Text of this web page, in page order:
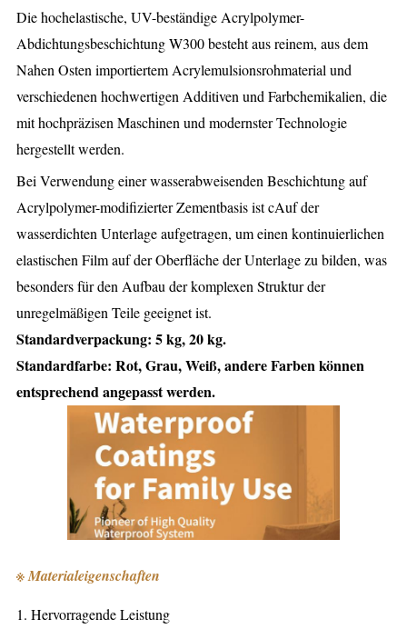
Die hochelastische, UV-beständige Acrylpolymer-
Abdichtungsbeschichtung W300 besteht aus reinem, aus dem
Nahen Osten importiertem Acrylemulsionsrohmaterial und
verschiedenen hochwertigen Additiven und Farbchemikalien, die
mit hochpräzisen Maschinen und modernster Technologie
hergestellt werden.
Bei Verwendung einer wasserabweisenden Beschichtung auf
Acrylpolymer-modifizierter Zementbasis ist cAuf der
wasserdichten Unterlage aufgetragen, um einen kontinuierlichen
elastischen Film auf der Oberfläche der Unterlage zu bilden, was
besonders für den Aufbau der komplexen Struktur der
unregelmäßigen Teile geeignet ist.
Standardverpackung: 5 kg, 20 kg.
Standardfarbe: Rot, Grau, Weiß, andere Farben können
entsprechend angepasst werden.
※ Materialeigenschaften
1. Hervorragende Leistung